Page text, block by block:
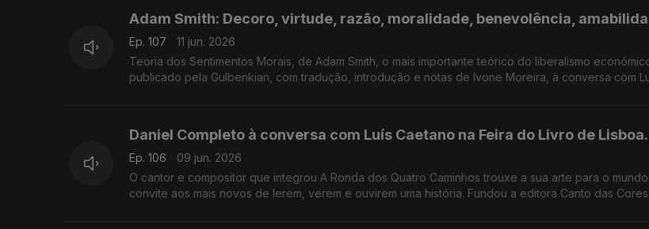
Adam Smith: Decoro, virtude, razão, moralidade, benevolência,
Ep. 107
11 jun. 2026
Teoria dos Sentimentos Morais, de Adam Smith, o mais importante teórico do liberalismo
publicado pela Gulbenkian, com tradução, introdução e notas de Ivone Moreira, à conversa com
Daniel Completo à conversa com Luís Caetano na Feira do Livro de Lisboa.
Ep. 106
09 jun. 2026
O cantor e compositor que integrou A Ronda dos Quatro Caminhos trouxe a sua arte para o
convite aos mais novos de lerem, verem e ouvirem uma história. Fundou a editora Canto das